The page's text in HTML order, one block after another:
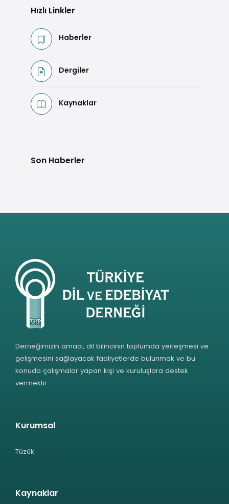
Hızlı Linkler
Haberler
Dergiler
Kaynaklar
Son Haberler
Derneğimizin amacı, dil bilincinin toplumda yerleşmesi ve
gelişmesini sağlayacak faaliyetlerde bulunmak ve bu
konuda çalışmalar yapan kişi ve kuruluşlara destek
vermektir.
Kurumsal
Tüzük
Kaynaklar